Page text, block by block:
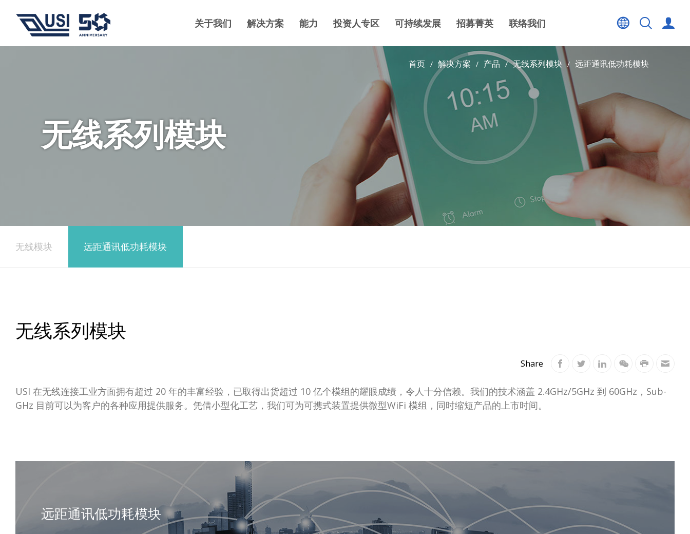
关于我们 解决方案 能力 投资人专区 可持续发展 招募菁英 联络我们
首页 解决方案 产品 无线系列模块 远距通讯低功耗模块
无线系列模块
无线模块 远距通讯低功耗模块
无线系列模块
Share
USI 在无线连接工业方面拥有超过 20 年的丰富经验，已取得出货超过 10 亿个模组的耀眼成绩，令人十分信赖。我们的技术涵盖 2.4GHz/5GHz 到 60GHz，Sub-
GHz 目前可以为客户的各种应用提供服务。凭借小型化工艺，我们可为可携式装置提供微型WiFi 模组，同时缩短产品的上市时间。
远距通讯低功耗模块